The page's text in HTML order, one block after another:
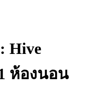
Hive
ห้องนอน